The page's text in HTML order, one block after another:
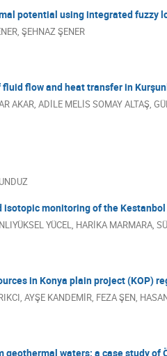
potential using integrated fuzzy
,ŞEHNAZ ŞENER
flow and heat transfer in
AKAR,ADİLE MELİS SOMAY ALTAŞ,
isotopic monitoring of the
YÜCEL, HARİKA MARMARA,
in Konya plain project (KOP)
,AYŞE KANDEMİR, FEZA ŞEN,
waters: a case study of